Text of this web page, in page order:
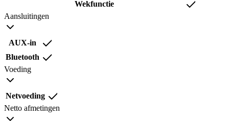
Wekfunctie
Aansluitingen
AUX-in
Bluetooth
Voeding
Netvoeding
Netto afmetingen